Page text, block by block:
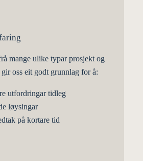
mange ulike typar prosjekt og
oss eit godt grunnlag for å:
utfordringar tidleg
løysingar
på kortare tid